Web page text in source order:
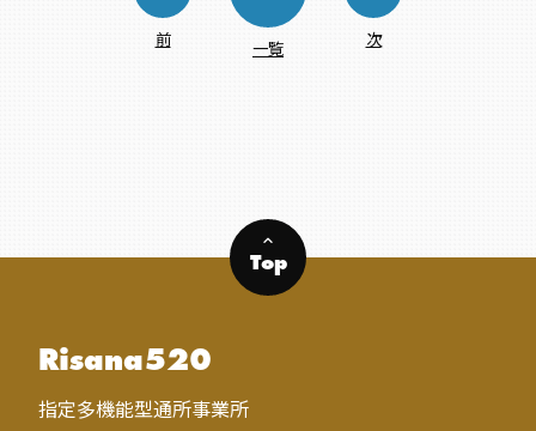
前 一覧 次
keyboard_arrow_up
Top
Risana520
指定多機能型通所事業所